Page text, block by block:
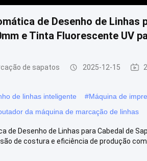
de Desenho de Linhas
e Tinta Fluorescente UV
de sapatos 2025-12-15
de linhas inteligente #Máquina de
da máquina de marcação de linhas
de Desenho de Linhas para Cabedal de
de costura e eficiência de produção com